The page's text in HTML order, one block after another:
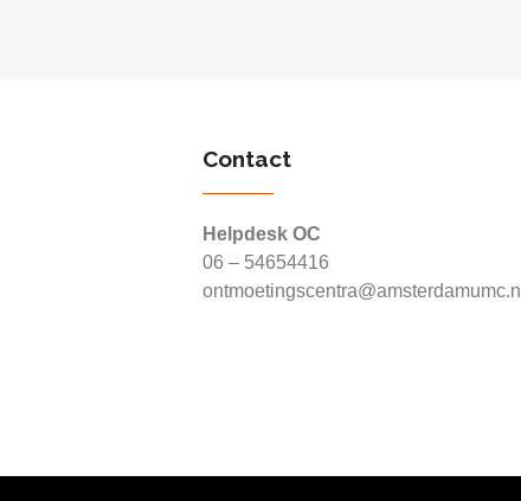
Contact
Helpdesk OC
06 – 54654416
ontmoetingscentra@amsterdamumc.nl